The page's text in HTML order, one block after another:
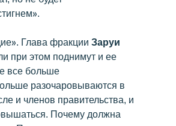
Глава фракцииЗаруи
при этом поднимут и ее
все больше
разочаровываются в
и членов правительства, и
Почему должна